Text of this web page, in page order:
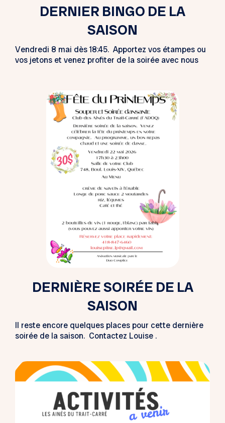
DERNIER BINGO DE LA
SAISON
Vendredi 8 mai dès 18:45. Apportez vos étampes ou
vos jetons et venez profiter de la soirée avec nous
DERNIÈRE SOIRÉE DE LA
SAISON
Il reste encore quelques places pour cette dernière
soirée de la saison. Contactez Louise .